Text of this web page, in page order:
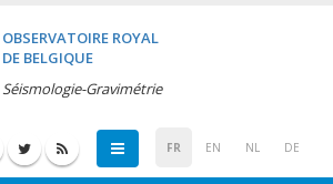
OBSERVATOIRE ROYAL
DE BELGIQUE
Séismologie-Gravimétrie
FR EN NL DE